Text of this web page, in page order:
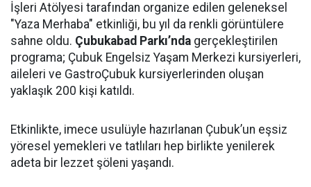
İşleri Atölyesi tarafından organize edilen geleneksel
"Yaza Merhaba" etkinliği, bu yıl da renkli görüntülere
sahne oldu. Çubukabad Parkı’nda gerçekleştirilen
programa; Çubuk Engelsiz Yaşam Merkezi kursiyerleri,
aileleri ve GastroÇubuk kursiyerlerinden oluşan
yaklaşık 200 kişi katıldı.
Etkinlikte, imece usulüyle hazırlanan Çubuk’un eşsiz
yöresel yemekleri ve tatlıları hep birlikte yenilerek
adeta bir lezzet şöleni yaşandı.